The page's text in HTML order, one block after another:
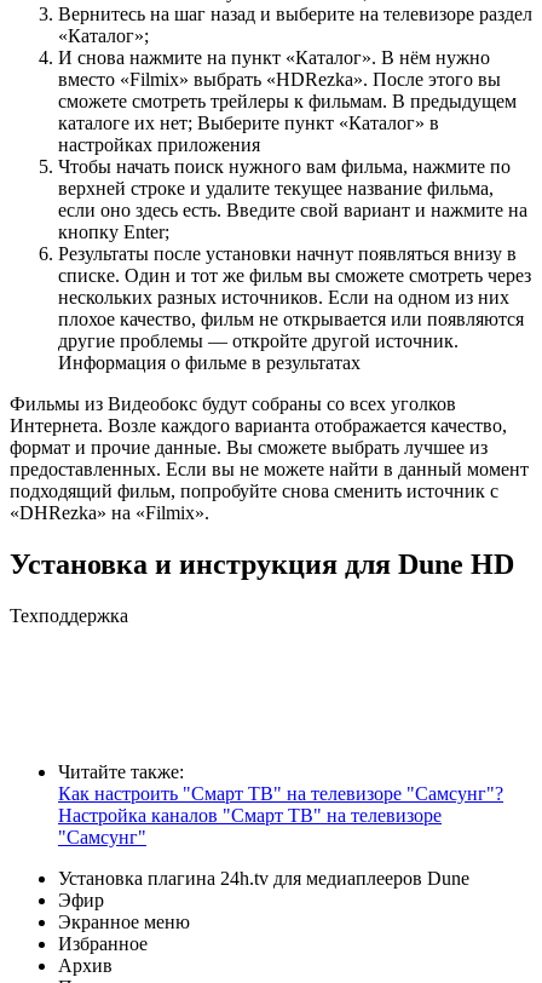
Вернитесь на шаг назад и выберите на телевизоре раздел
«Каталог»;
И снова нажмите на пункт «Каталог». В нём нужно
вместо «Filmix» выбрать «HDRezka». После этого вы
сможете смотреть трейлеры к фильмам. В предыдущем
каталоге их нет; Выберите пункт «Каталог» в
настройках приложения
Чтобы начать поиск нужного вам фильма, нажмите по
верхней строке и удалите текущее название фильма,
если оно здесь есть. Введите свой вариант и нажмите на
кнопку Enter;
Результаты после установки начнут появляться внизу в
списке. Один и тот же фильм вы сможете смотреть через
нескольких разных источников. Если на одном из них
плохое качество, фильм не открывается или появляются
другие проблемы — откройте другой источник.
Информация о фильме в результатах
Фильмы из Видеобокс будут собраны со всех уголков
Интернета. Возле каждого варианта отображается качество,
формат и прочие данные. Вы сможете выбрать лучшее из
предоставленных. Если вы не можете найти в данный момент
подходящий фильм, попробуйте снова сменить источник с
«DHRezka» на «Filmix».
Установка и инструкция для Dune HD
Техподдержка
Читайте также:
Как настроить "Смарт ТВ" на телевизоре "Самсунг"?
Настройка каналов "Смарт ТВ" на телевизоре
"Самсунг"
Установка плагина 24h.tv для медиаплееров Dune
Эфир
Экранное меню
Избранное
Архив